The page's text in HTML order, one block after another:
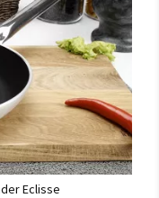
Eclisse